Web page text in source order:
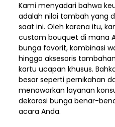
Kami menyadari bahwa
adalah nilai tambah yang
saat ini. Oleh karena itu,
custom bouquet di mana
bunga favorit, kombinasi
hingga aksesoris
kartu ucapan khusus.
besar seperti pernikahan
menawarkan layanan
dekorasi bunga benar-
acara Anda.